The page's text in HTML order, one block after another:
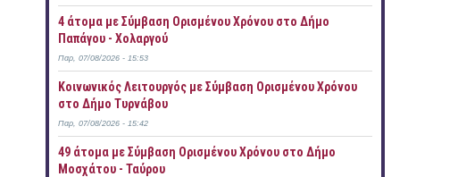
4 άτομα με Σύμβαση Ορισμένου Χρόνου στο Δήμο
Παπάγου - Χολαργού
Παρ, 07/08/2026 - 15:53
Κοινωνικός Λειτουργός με Σύμβαση Ορισμένου Χρόνου
στο Δήμο Τυρνάβου
Παρ, 07/08/2026 - 15:42
49 άτομα με Σύμβαση Ορισμένου Χρόνου στο Δήμο
Μοσχάτου - Ταύρου